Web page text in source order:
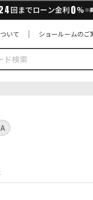
回までローン金利0% ※
いて ショールームのご